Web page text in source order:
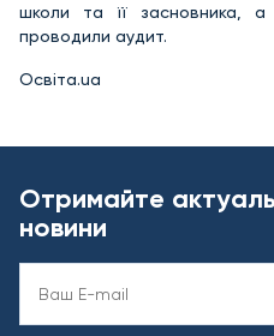
школи та її засновника,
проводили аудит.
Освіта.ua
Отримайте
новини